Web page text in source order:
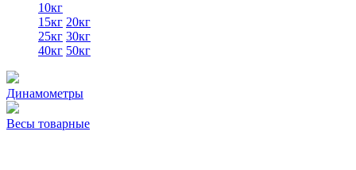
10кг
15кг 20кг
25кг 30кг
40кг 50кг
Динамометры
Весы товарные